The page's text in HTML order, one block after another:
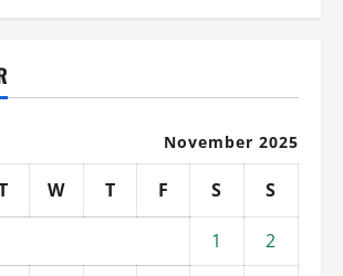
November 2025
W T F S S
1
2